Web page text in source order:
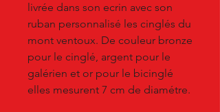
livrée dans son ecrin avec son
ruban personnalisé les cinglés du
mont ventoux. De couleur bronze
pour le cinglé, argent pour le
galérien et or pour le bicinglé
elles mesurent 7 cm de diamétre.